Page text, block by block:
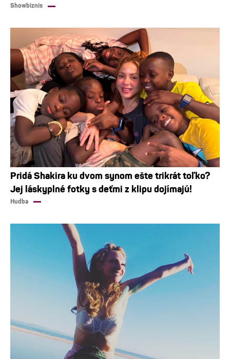
Showbiznis
Pridá Shakira ku dvom synom ešte trikrát toľko?
Jej láskyplné fotky s deťmi z klipu dojímajú!
Hudba